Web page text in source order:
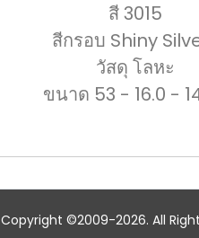
สี3015
สีกรอบ Shiny
วัสดุ โลหะ
ขนาด 53 - 16.0 -
Copyright ©2009-2026. All